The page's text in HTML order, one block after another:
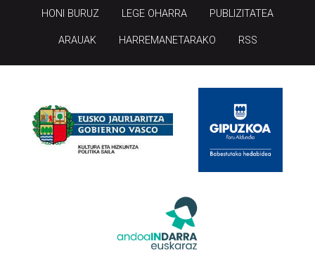
HONI BURUZ LEGE OHARRA PUBLIZITATEA
ARAUAK HARREMANETARAKO RSS